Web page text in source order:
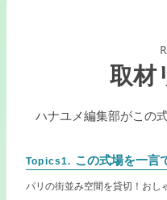
取材
ハナユメ編集部がこの
Topics1. この式場を一言
パリの街並み空間を貸切！おし